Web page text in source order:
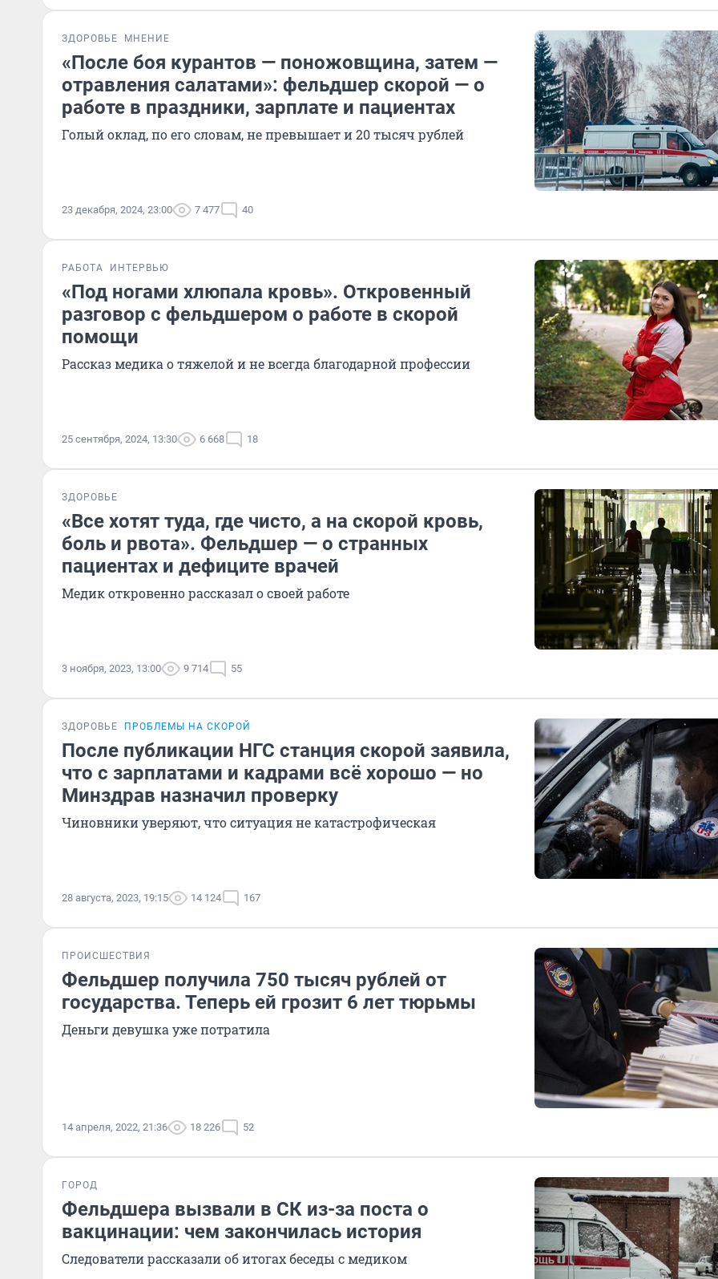
ЗДОРОВЬЕ МНЕНИЕ
«После боя курантов — поножовщина, затем —
отравления салатами»: фельдшер скорой — о
работе в праздники, зарплате и пациентах
Голый оклад, по его словам, не превышает и 20 тысяч рублей
23 декабря, 2024, 23:00 7 477 40
РАБОТА ИНТЕРВЬЮ
«Под ногами хлюпала кровь». Откровенный
разговор с фельдшером о работе в скорой
помощи
Рассказ медика о тяжелой и не всегда благодарной профессии
25 сентября, 2024, 13:30 6 668 18
ЗДОРОВЬЕ
«Все хотят туда, где чисто, а на скорой кровь,
боль и рвота». Фельдшер — о странных
пациентах и дефиците врачей
Медик откровенно рассказал о своей работе
3 ноября, 2023, 13:00 9 714 55
ЗДОРОВЬЕ ПРОБЛЕМЫ НА СКОРОЙ
После публикации НГС станция скорой заявила,
что с зарплатами и кадрами всё хорошо — но
Минздрав назначил проверку
Чиновники уверяют, что ситуация не катастрофическая
28 августа, 2023, 19:15 14 124 167
ПРОИСШЕСТВИЯ
Фельдшер получила 750 тысяч рублей от
государства. Теперь ей грозит 6 лет тюрьмы
Деньги девушка уже потратила
14 апреля, 2022, 21:36 18 226 52
ГОРОД
Фельдшера вызвали в СК из-за поста о
вакцинации: чем закончилась история
Следователи рассказали об итогах беседы с медиком